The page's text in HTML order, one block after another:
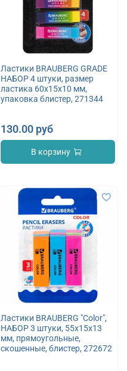
Ластики BRAUBERG GRADE
НАБОР 4 штуки, размер
ластика 60х15х10 мм,
упаковка блистер, 271344
130.00 руб
В корзину
Ластики BRAUBERG "Color",
НАБОР 3 штуки, 55х15х13
мм, прямоугольные,
скошенные, блистер, 272672